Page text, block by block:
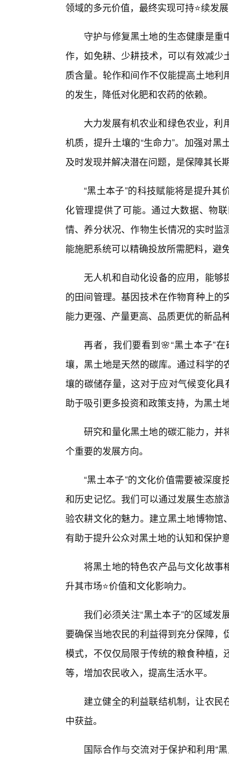
领域的多元价值，最终实现可持⭐续发
守护与修复黑土地的生态健康是
作，如免耕、少耕技术，可以有效减
质含量。轮作和间作不仅能提高土地
的发生，降低对化肥和农药的依赖。
大力发展有机农业和绿色农业，
机质，提升土壤的“生命力”。加强对
及时发现并解决潜在问题，是保障其长
“黑土本子”的科技赋能将是提升
化管理提供了可能。通过大数据、物
情、养分状况、作物生长情况的实时
能施肥系统可以精确投放所需肥料，避
无人机和自动化设备的应用，能
的田间管理。基因技术在作物育种上
能力更强、产量更高、品质更优的新品
再者，我们要看到🌸“黑土本子”
壤，黑土地是天然的碳库。通过科学
壤的碳储存量，这对于应对气候变化
助于吸引更多投资和政策支持，为黑土
研究和量化黑土地的碳汇能力，并
个重要的发展方向。
“黑土本子”的文化价值需要被深
和历史记忆。我们可以通过发展生态
验农耕文化的魅力。建立黑土地博物
有助于提升公众对黑土地的认知和保护
将黑土地的特色农产品与文化故事
升其市场⭐价值和文化影响力。
我们必须关注“黑土本子”的区域
要确保当地农民的利益得到充分保障
模式，不仅仅局限于传统的粮食种植
等，增加农民收入，提高生活水平。
建立健全的利益联结机制，让农
中获益。
国际合作与交流对于保护和利用“